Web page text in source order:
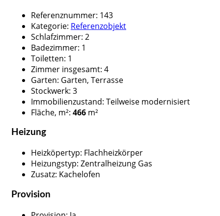
Referenznummer: 143
Kategorie: Referenzobjekt
Schlafzimmer: 2
Badezimmer: 1
Toiletten: 1
Zimmer insgesamt: 4
Garten: Garten, Terrasse
Stockwerk: 3
Immobilienzustand: Teilweise modernisiert
Fläche, m²: 466 m²
Heizung
Heizköpertyp: Flachheizkörper
Heizungstyp: Zentralheizung Gas
Zusatz: Kachelofen
Provision